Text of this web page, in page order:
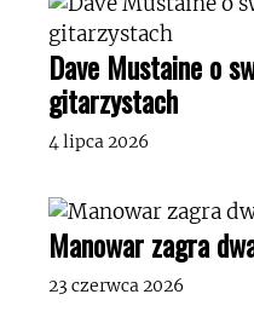
Dave Mustaine o
gitarzystach
4 lipca 2026
Manowar zagra
23 czerwca 2026